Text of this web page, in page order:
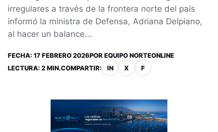
irregulares a través de la frontera norte del país
informó la ministra de Defensa, Adriana Delpiano,
al hacer un balance...
FECHA: 17 FEBRERO 2026POR EQUIPO NORTEONLINE
LECTURA: 2 MIN.COMPARTIR: IN X F